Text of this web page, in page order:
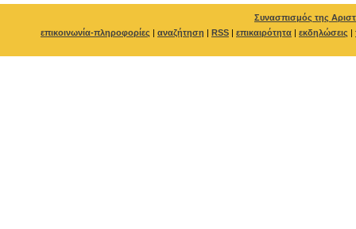
Συνασπισμός της
επικοινωνία-πληροφορίες | αναζήτηση | RSS | επικαιρότητα | εκδηλώσεις |